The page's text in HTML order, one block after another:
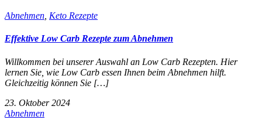
Abnehmen Keto Rezepte
Effektive Low Carb Rezepte zum Abnehmen
Willkommen bei unserer Auswahl an Low Carb Rezepten. Hier
lernen Sie, wie Low Carb essen Ihnen beim Abnehmen hilft.
Gleichzeitig können Sie […]
23. Oktober 2024
Abnehmen